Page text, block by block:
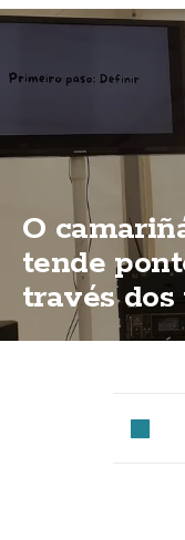
O
tende
través